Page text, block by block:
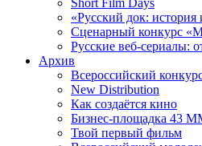
Short Film Days
«Русский док: история
Сценарный конкурс
Русские веб-сериалы:
Архив
Всероссийский
New Distribution
Как создаётся кино
Бизнес-площадка 43
Твой первый фильм